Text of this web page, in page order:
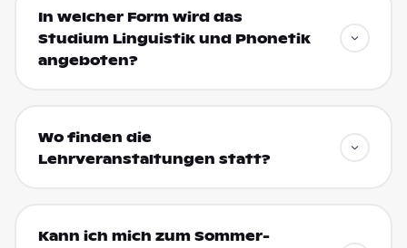
In welcher Form wird das
Studium Linguistik und Phonetik
angeboten?
Wo finden die
Lehrveranstaltungen statt?
Kann ich mich zum Sommer-